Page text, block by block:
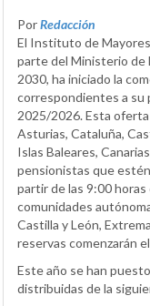
PorRedacción
El Instituto de
parte del Ministerio de
2030, ha iniciado la
correspondientes a su
2025/2026. Esta
Asturias, Cataluña,
Islas Baleares,
pensionistas que
partir de las 9:00
comunidades
Castilla y León,
reservas comenzarán
Este año se han
distribuidas de la